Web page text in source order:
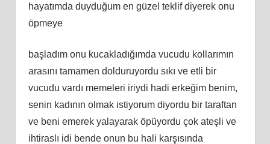
hayatımda duyduğum en güzel teklif diyerek onu
öpmeye
başladım onu kucakladığımda vucudu kollarımın
arasını tamamen dolduruyordu sıkı ve etli bir
vucudu vardı memeleri iriydi hadi erkeğim benim,
senin kadının olmak istiyorum diyordu bir taraftan
ve beni emerek yalayarak öpüyordu çok ateşli ve
ihtiraslı idi bende onun bu hali karşısında